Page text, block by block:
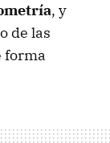
, y
de las
forma